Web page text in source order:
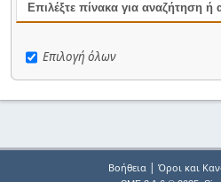
Επιλέξτε πίνακα για αναζήτηση ή
Επιλογή όλων
Βοήθεια| Όροι και